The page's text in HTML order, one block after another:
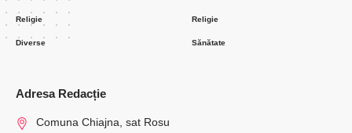
Religie
Diverse
Religie
Sănătate
Adresa Redacție
Comuna Chiajna, sat Rosu